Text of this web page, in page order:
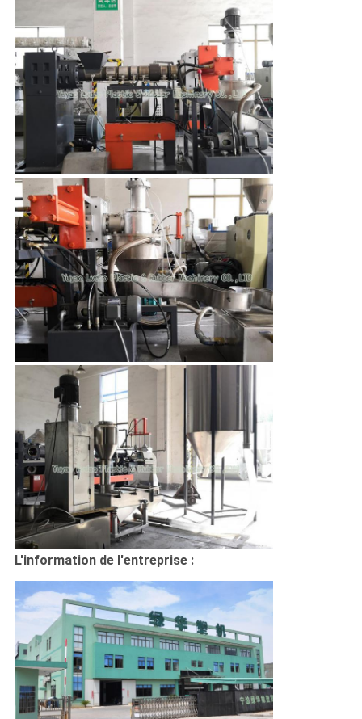
L'information de l'entreprise :